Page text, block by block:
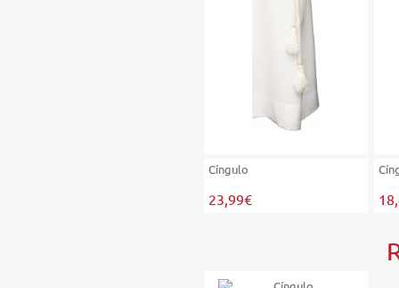
Cíngulo
23,99€